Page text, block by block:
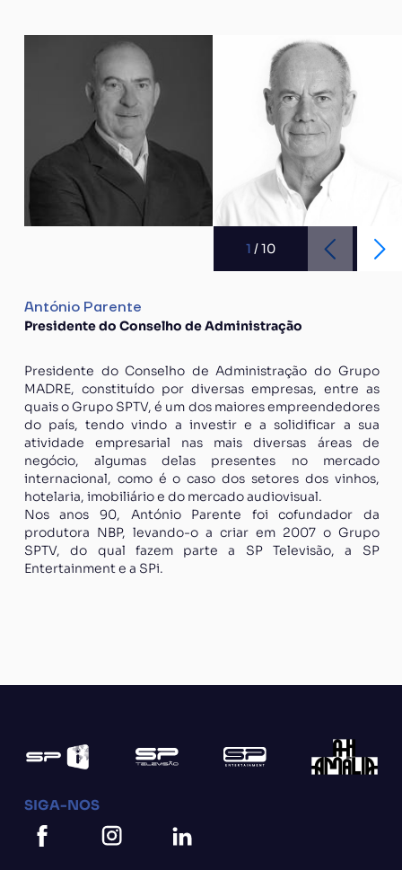
1 /10
António Parente
Presidente do Conselho de Administração
Presidente do Conselho de Administração do Grupo
MADRE, constituído por diversas empresas, entre as
quais o Grupo SPTV, é um dos maiores empreendedores
do país, tendo vindo a investir e a solidificar a sua
atividade empresarial nas mais diversas áreas de
negócio, algumas delas presentes no mercado
internacional, como é o caso dos setores dos vinhos,
hotelaria, imobiliário e do mercado audiovisual.
Nos anos 90, António Parente foi cofundador da
produtora NBP, levando-o a criar em 2007 o Grupo
SPTV, do qual fazem parte a SP Televisão, a SP
Entertainment e a SPi.
SIGA-NOS